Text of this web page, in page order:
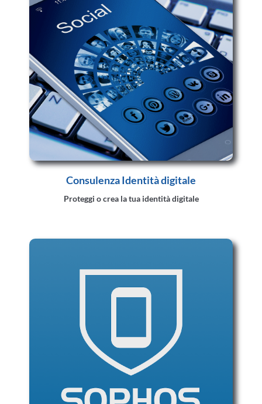
Consulenza Identità digitale
Proteggi o crea la tua identità digitale